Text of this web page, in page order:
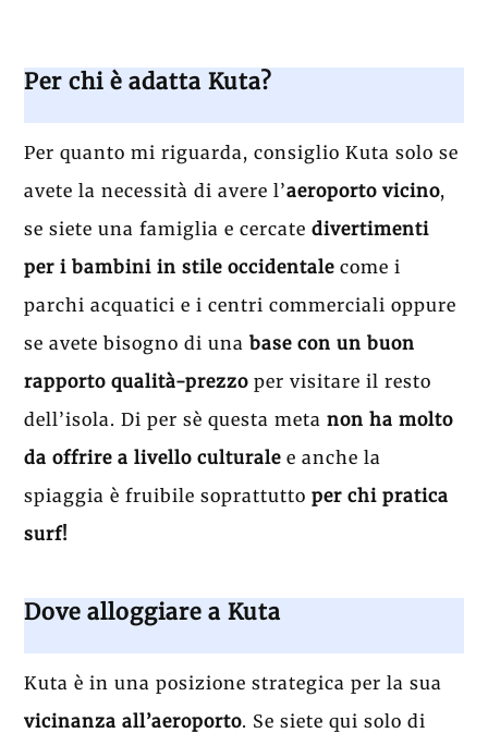
Per chi è adatta Kuta?
Per quanto mi riguarda, consiglio Kuta solo se
avete la necessità di avere l’aeroporto vicino,
se siete una famiglia e cercate divertimenti
per i bambini in stile occidentale come i
parchi acquatici e i centri commerciali oppure
se avete bisogno di unabase con un buon
rapporto qualità-prezzo per visitare il resto
dell’isola. Di per sè questa metanon ha molto
da offrire a livello culturale e anche la
spiaggia è fruibile soprattutto per chi pratica
surf!
Dove alloggiare a Kuta
Kuta è in una posizione strategica per la sua
vicinanza all’aeroporto. Se siete qui solo di